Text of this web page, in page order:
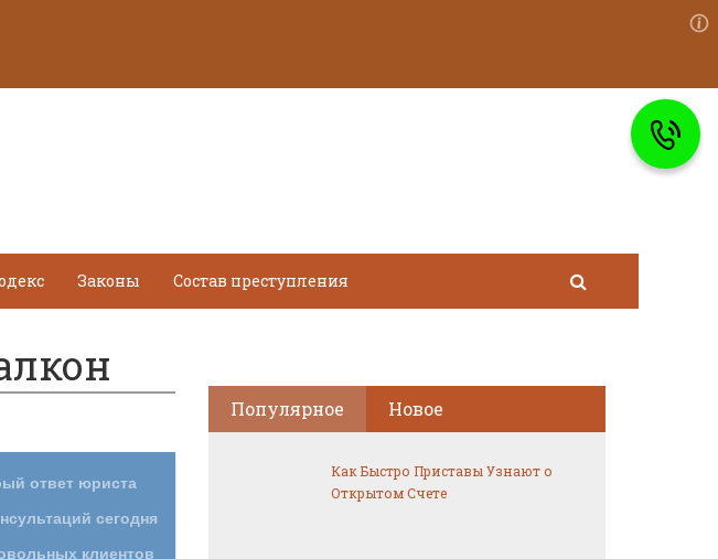
Законы Состав преступления
Популярное Новое
Как Быстро Приставы Узнают о
Открытом Счете